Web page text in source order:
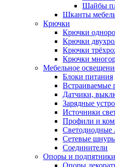
Шайбы
Шканты
Крючки
Крючки
Крючки
Крючки
Крючки
Мебельное
Блоки питания
Встраиваемые
Датчики,
Зарядные
Источники
Профили и
Светодиодные
Сетевые
Соединители
Опоры и подпятники
Опоры